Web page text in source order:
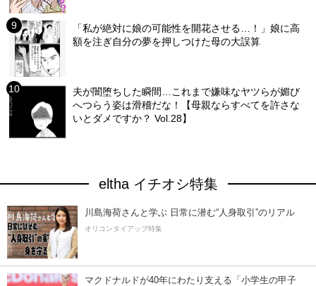
「私が絶対に娘の可能性を開花させる…！」娘に高
額を注ぎ自分の夢を押しつけた母の大誤算
夫が闇堕ちした瞬間…これまで嫌味なヤツらが媚び
へつらう姿は滑稽だな！【母親ならすべてを許さな
いとダメですか？ Vol.28】
eltha イチオシ特集
川島海荷さんと学ぶ 日常に潜む“人身取引”のリアル
オリコンタイアップ特集
マクドナルドが40年にわたり支える「小学生の甲子